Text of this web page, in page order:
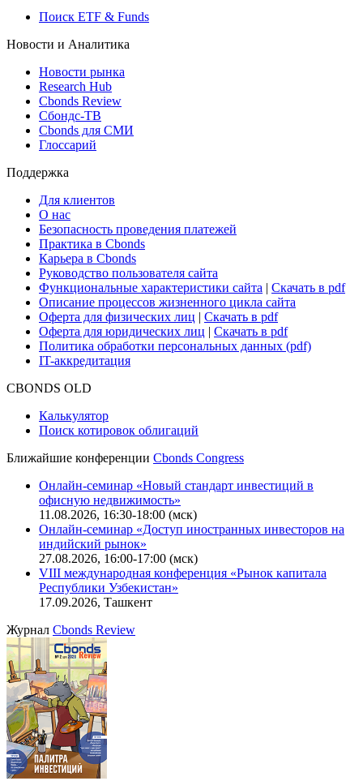
Поиск ETF & Funds
Новости и Аналитика
Новости рынка
Research Hub
Cbonds Review
Сбондс-ТВ
Cbonds для СМИ
Глоссарий
Поддержка
Для клиентов
О нас
Безопасность проведения платежей
Практика в Cbonds
Карьера в Cbonds
Руководство пользователя сайта
Функциональные характеристики сайта | Скачать в pdf
Описание процессов жизненного цикла сайта
Оферта для физических лиц | Скачать в pdf
Оферта для юридических лиц | Скачать в pdf
Политика обработки персональных данных (pdf)
IT-аккредитация
CBONDS OLD
Калькулятор
Поиск котировок облигаций
Ближайшие конференции Cbonds Congress
Онлайн-семинар «Новый стандарт инвестиций в
офисную недвижимость»
11.08.2026, 16:30-18:00 (мск)
Онлайн-семинар «Доступ иностранных инвесторов на
индийский рынок»
27.08.2026, 16:00-17:00 (мск)
VIII международная конференция «Рынок капитала
Республики Узбекистан»
17.09.2026, Ташкент
Журнал Cbonds Review